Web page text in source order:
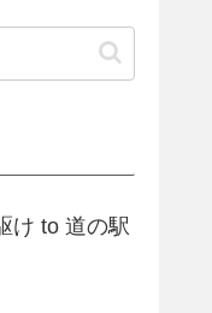
け to 道の駅